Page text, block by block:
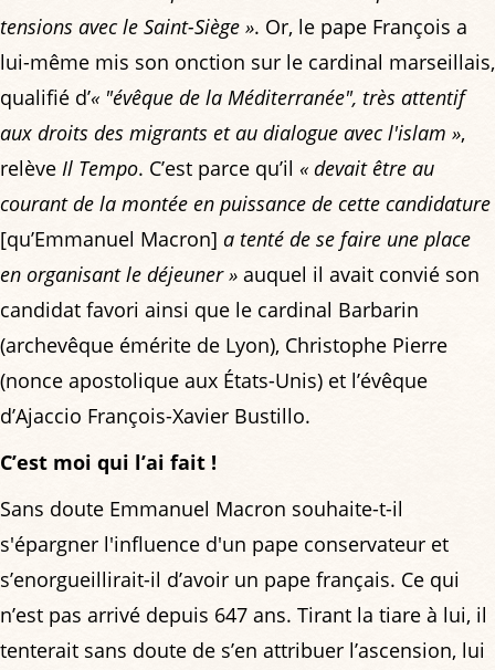
tensions avec le Saint-Siège ». Or, le pape François a
lui-même mis son onction sur le cardinal marseillais,
qualifié d’« "évêque de la Méditerranée", très attentif
aux droits des migrants et au dialogue avec l'islam »,
relève Il Tempo. C’est parce qu’il « devait être au
courant de la montée en puissance de cette candidature
[qu’Emmanuel Macron] a tenté de se faire une place
en organisant le déjeuner » auquel il avait convié son
candidat favori ainsi que le cardinal Barbarin
(archevêque émérite de Lyon), Christophe Pierre
(nonce apostolique aux États-Unis) et l’évêque
d’Ajaccio François-Xavier Bustillo.
C’est moi qui l’ai fait !
Sans doute Emmanuel Macron souhaite-t-il
s'épargner l'influence d'un pape conservateur et
s’enorgueillirait-il d’avoir un pape français. Ce qui
n’est pas arrivé depuis 647 ans. Tirant la tiare à lui, il
tenterait sans doute de s’en attribuer l’ascension, lui